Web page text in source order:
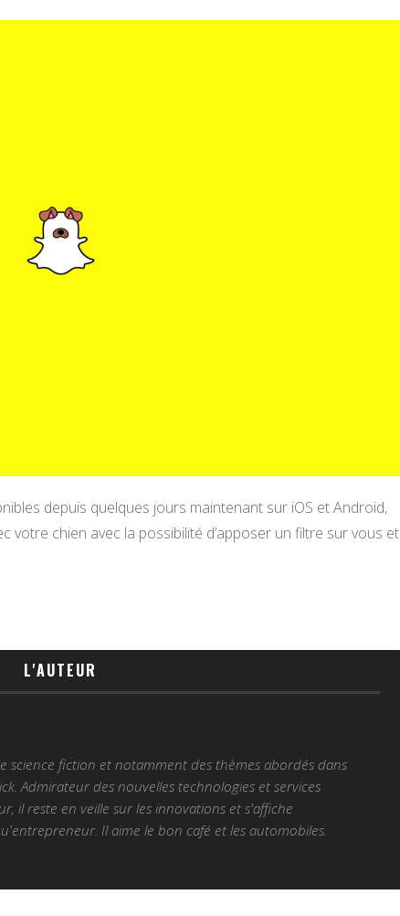
depuis quelques jours maintenant sur iOS et Android,
votre chien avec la possibilité d’apposer un filtre sur vous et
L'AUTEUR
science fiction et notamment des thèmes abordés dans
Admirateur des nouvelles technologies et services
il reste en veille sur les innovations et s'affiche
Il aime le bon café et les automobiles.